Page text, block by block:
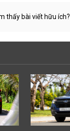
thấy bài viết hữu ích?